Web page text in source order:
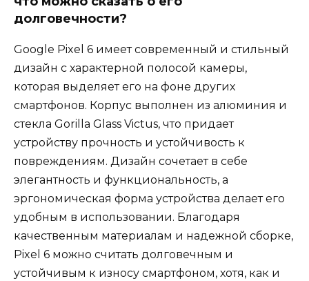
долговечности?
Google Pixel 6 имеет современный и стильный
дизайн с характерной полосой камеры,
которая выделяет его на фоне других
смартфонов. Корпус выполнен из алюминия и
стекла Gorilla Glass Victus, что придает
устройству прочность и устойчивость к
повреждениям. Дизайн сочетает в себе
элегантность и функциональность, а
эргономическая форма устройства делает его
удобным в использовании. Благодаря
качественным материалам и надежной сборке,
Pixel 6 можно считать долговечным и
устойчивым к износу смартфоном, хотя, как и